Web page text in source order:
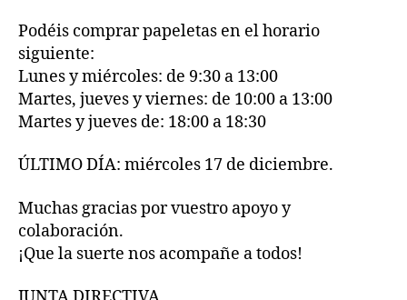
Podéis comprar papeletas en el horario
siguiente:
Lunes y miércoles: de 9:30 a 13:00
Martes, jueves y viernes: de 10:00 a 13:00
Martes y jueves de: 18:00 a 18:30
ÚLTIMO DÍA: miércoles 17 de diciembre.
Muchas gracias por vuestro apoyo y
colaboración.
¡Que la suerte nos acompañe a todos!